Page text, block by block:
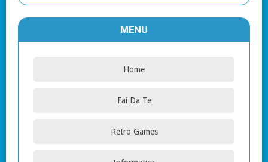
MENU
Home
Fai Da Te
Retro Games